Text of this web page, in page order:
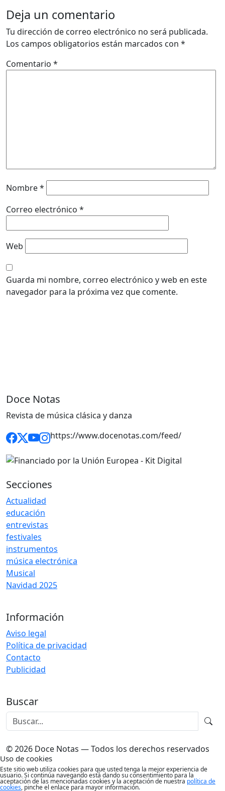
Deja un comentario
Tu dirección de correo electrónico no será publicada.
Los campos obligatorios están marcados con *
Comentario *
Nombre*
Correo electrónico *
Web
Guarda mi nombre, correo electrónico y web en este
navegador para la próxima vez que comente.
Doce Notas
Revista de música clásica y danza
https://www.docenotas.com/feed/
Secciones
Actualidad
educación
entrevistas
festivales
instrumentos
música electrónica
Musical
Navidad 2025
Información
Aviso legal
Política de privacidad
Contacto
Publicidad
Buscar
© 2026 Doce Notas — Todos los derechos reservados
Uso de cookies
Este sitio web utiliza cookies para que usted tenga la mejor experiencia de
usuario. Si continúa navegando está dando su consentimiento para la
aceptación de las mencionadas cookies y la aceptación de nuestra política de
cookies, pinche el enlace para mayor información.